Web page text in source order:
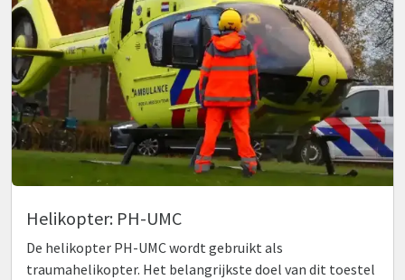
Helikopter: PH-UMC
De helikopter PH-UMC wordt gebruikt als
traumahelikopter. Het belangrijkste doel van dit toestel